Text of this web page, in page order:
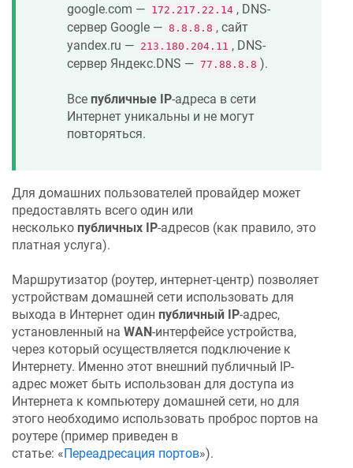
google.com — 172.217.22.14 , DNS-
сервер Google — 8.8.8.8 , сайт
yandex.ru — 213.180.204.11 , DNS-
сервер Яндекс.DNS — 77.88.8.8 ).
Все публичные IP-адреса в сети
Интернет уникальны и не могут
повторяться.
Для домашних пользователей провайдер может
предоставлять всего один или
несколько публичных IP-адресов (как правило, это
платная услуга).
Маршрутизатор (роутер, интернет-центр) позволяет
устройствам домашней сети использовать для
выхода в Интернет один публичный IP-адрес,
установленный на WAN-интерфейсе устройства,
через который осуществляется подключение к
Интернету. Именно этот внешний публичный IP-
адрес может быть использован для доступа из
Интернета к компьютеру домашней сети, но для
этого необходимо использовать проброс портов на
роутере (пример приведен в
статье: «Переадресация портов»).